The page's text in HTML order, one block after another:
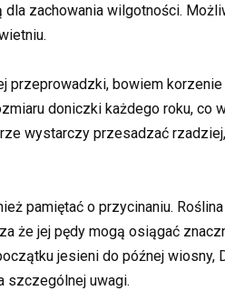
zachowania wilgotności.
przeprowadzki, bowiem
doniczki każdego roku, co
wystarczy przesadzać
pamiętać o przycinaniu.
że jej pędy mogą osiągać
jesieni do późnej wiosny,
szczególnej uwagi.